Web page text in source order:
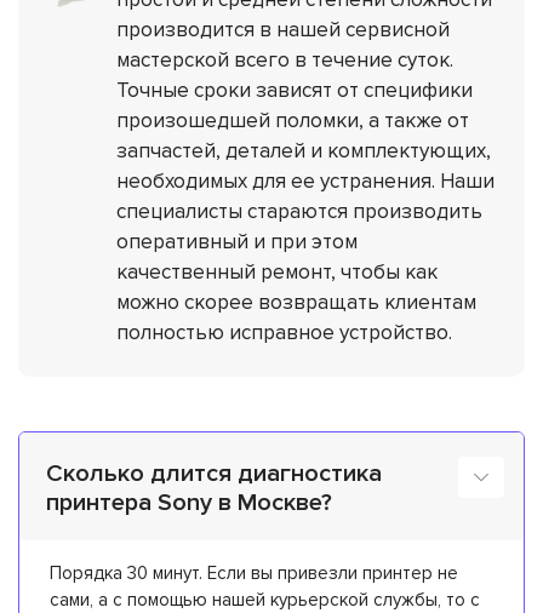
производится в нашей сервисной
мастерской всего в течение суток.
Точные сроки зависят от специфики
произошедшей поломки, а также от
запчастей, деталей и комплектующих,
необходимых для ее устранения. Наши
специалисты стараются производить
оперативный и при этом
качественный ремонт, чтобы как
можно скорее возвращать клиентам
полностью исправное устройство.
Сколько длится диагностика
принтера Sony в Москве?
Порядка 30 минут. Если вы привезли принтер не
сами, а с помощью нашей курьерской службы, то с